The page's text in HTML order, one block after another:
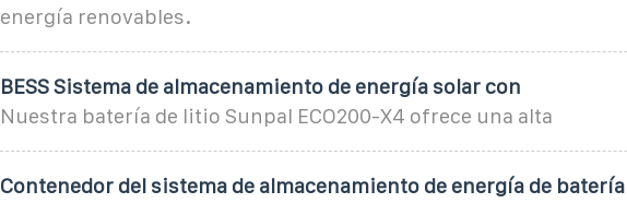
energía renovables.
BESS Sistema de almacenamiento de energía solar con
Nuestra batería de litio Sunpal ECO200-X4 ofrece una alta
Contenedor del sistema de almacenamiento de energía de batería